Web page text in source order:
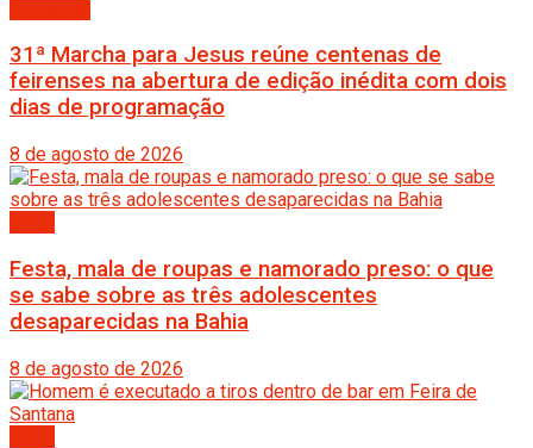
31ª Marcha para Jesus reúne centenas de
feirenses na abertura de edição inédita com dois
dias de programação
8 de agosto de 2026
Festa, mala de roupas e namorado preso: o que
se sabe sobre as três adolescentes
desaparecidas na Bahia
8 de agosto de 2026